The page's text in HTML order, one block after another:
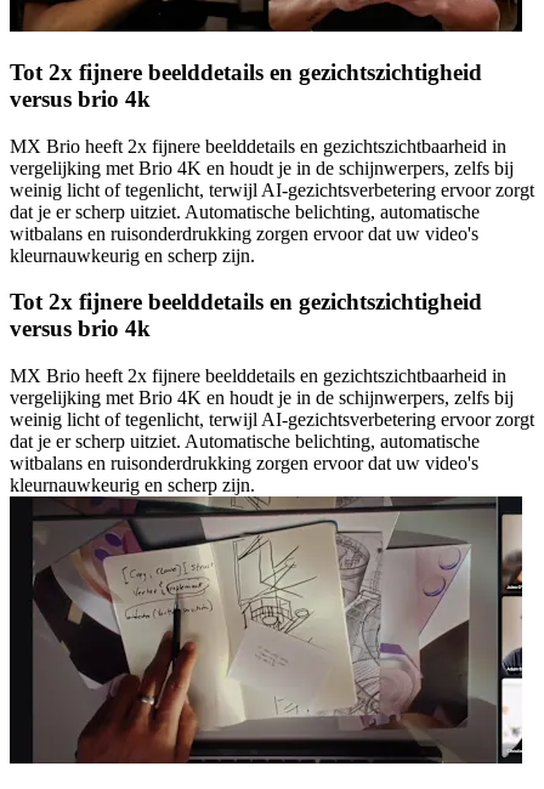
Tot 2x fijnere beelddetails en gezichtszichtigheid
versus brio 4k
MX Brio heeft 2x fijnere beelddetails en gezichtszichtbaarheid in
vergelijking met Brio 4K en houdt je in de schijnwerpers, zelfs bij
weinig licht of tegenlicht, terwijl AI-gezichtsverbetering ervoor zorgt
dat je er scherp uitziet. Automatische belichting, automatische
witbalans en ruisonderdrukking zorgen ervoor dat uw video's
kleurnauwkeurig en scherp zijn.
Tot 2x fijnere beelddetails en gezichtszichtigheid
versus brio 4k
MX Brio heeft 2x fijnere beelddetails en gezichtszichtbaarheid in
vergelijking met Brio 4K en houdt je in de schijnwerpers, zelfs bij
weinig licht of tegenlicht, terwijl AI-gezichtsverbetering ervoor zorgt
dat je er scherp uitziet. Automatische belichting, automatische
witbalans en ruisonderdrukking zorgen ervoor dat uw video's
kleurnauwkeurig en scherp zijn.